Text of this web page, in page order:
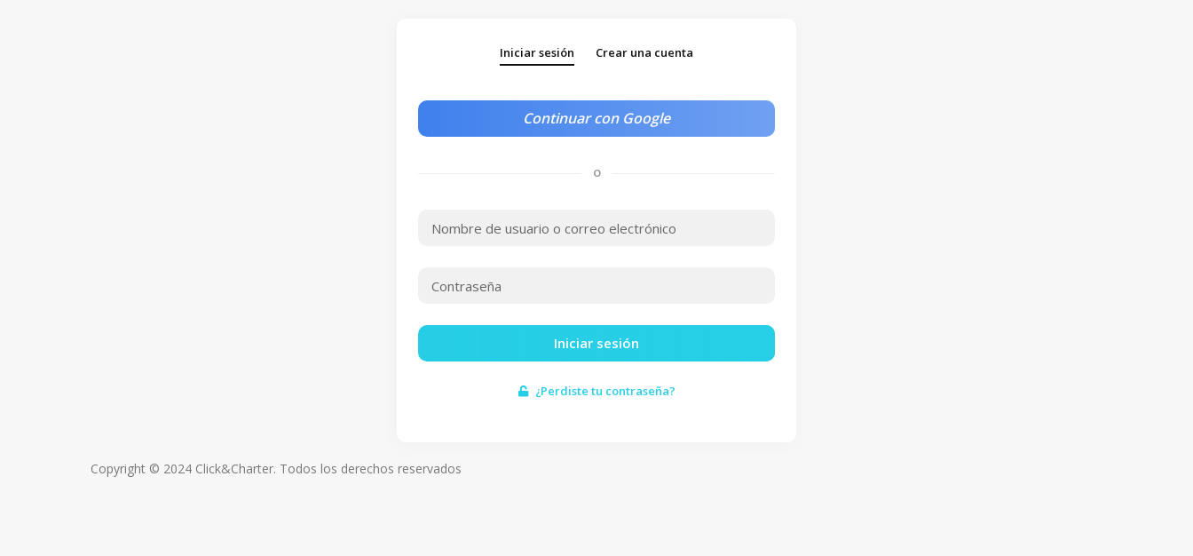
Iniciar sesión Crear una cuenta
Continuar con Google
O
Iniciar sesión
¿Perdiste tu contraseña?
Copyright © 2024 Click&Charter. Todos los derechos reservados